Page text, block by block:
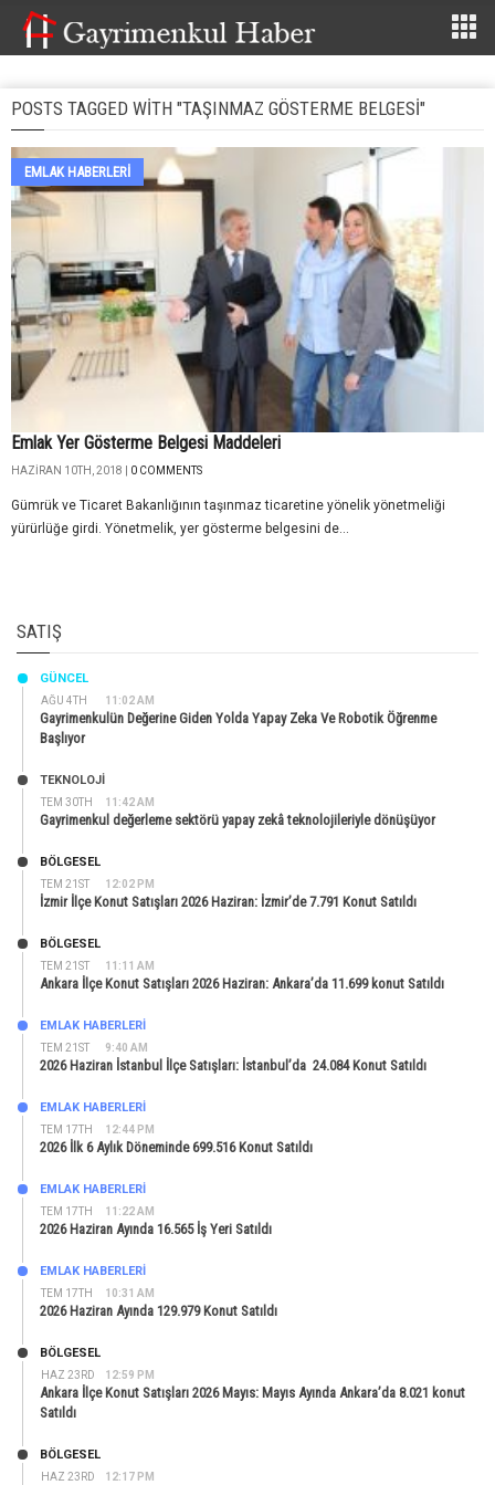
POSTS TAGGED WITH "TAŞINMAZ GÖSTERME BELGESI"
EMLAK HABERLERI
Emlak Yer Gösterme Belgesi Maddeleri
HAZIRAN 10TH, 2018 | 0 COMMENTS
Gümrük ve Ticaret Bakanlığının taşınmaz ticaretine yönelik yönetmeliği
yürürlüğe girdi. Yönetmelik, yer gösterme belgesini de...
SATIŞ
AĞU 4TH 11:02 AM
GÜNCEL
Gayrimenkulün Değerine Giden Yolda Yapay Zeka Ve Robotik Öğrenme
Başlıyor
TEM 30TH 11:42 AM
TEKNOLOJİ
Gayrimenkul değerleme sektörü yapay zekâ teknolojileriyle dönüşüyor
TEM 21ST 12:02 PM
BÖLGESEL
İzmir İlçe Konut Satışları 2026 Haziran: İzmir’de 7.791 Konut Satıldı
TEM 21ST 11:11 AM
BÖLGESEL
Ankara İlçe Konut Satışları 2026 Haziran: Ankara’da 11.699 konut Satıldı
TEM 21ST 9:40 AM
EMLAK HABERLERI
2026 Haziran İstanbul İlçe Satışları: İstanbul’da 24.084 Konut Satıldı
TEM 17TH 12:44 PM
EMLAK HABERLERI
2026 İlk 6 Aylık Döneminde 699.516 Konut Satıldı
TEM 17TH 11:22 AM
EMLAK HABERLERI
2026 Haziran Ayında 16.565 İş Yeri Satıldı
TEM 17TH 10:31 AM
EMLAK HABERLERI
2026 Haziran Ayında 129.979 Konut Satıldı
HAZ 23RD 12:59 PM
BÖLGESEL
Ankara İlçe Konut Satışları 2026 Mayıs: Mayıs Ayında Ankara’da 8.021 konut
Satıldı
HAZ 23RD 12:17 PM
BÖLGESEL